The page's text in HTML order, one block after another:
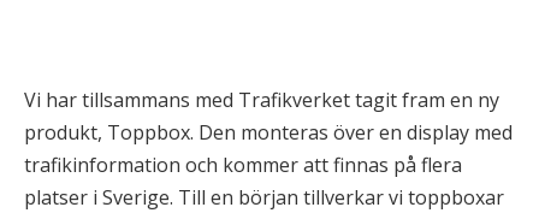
Vi har tillsammans med Trafikverket tagit fram en ny
produkt, Toppbox. Den monteras över en display med
trafikinformation och kommer att finnas på flera
platser i Sverige. Till en början tillverkar vi toppboxar